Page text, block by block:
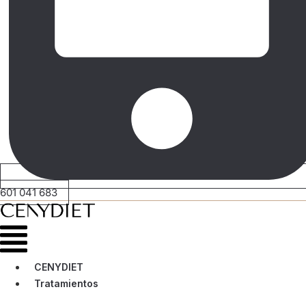
601 041 683
Menú
CENYDIET
Tratamientos